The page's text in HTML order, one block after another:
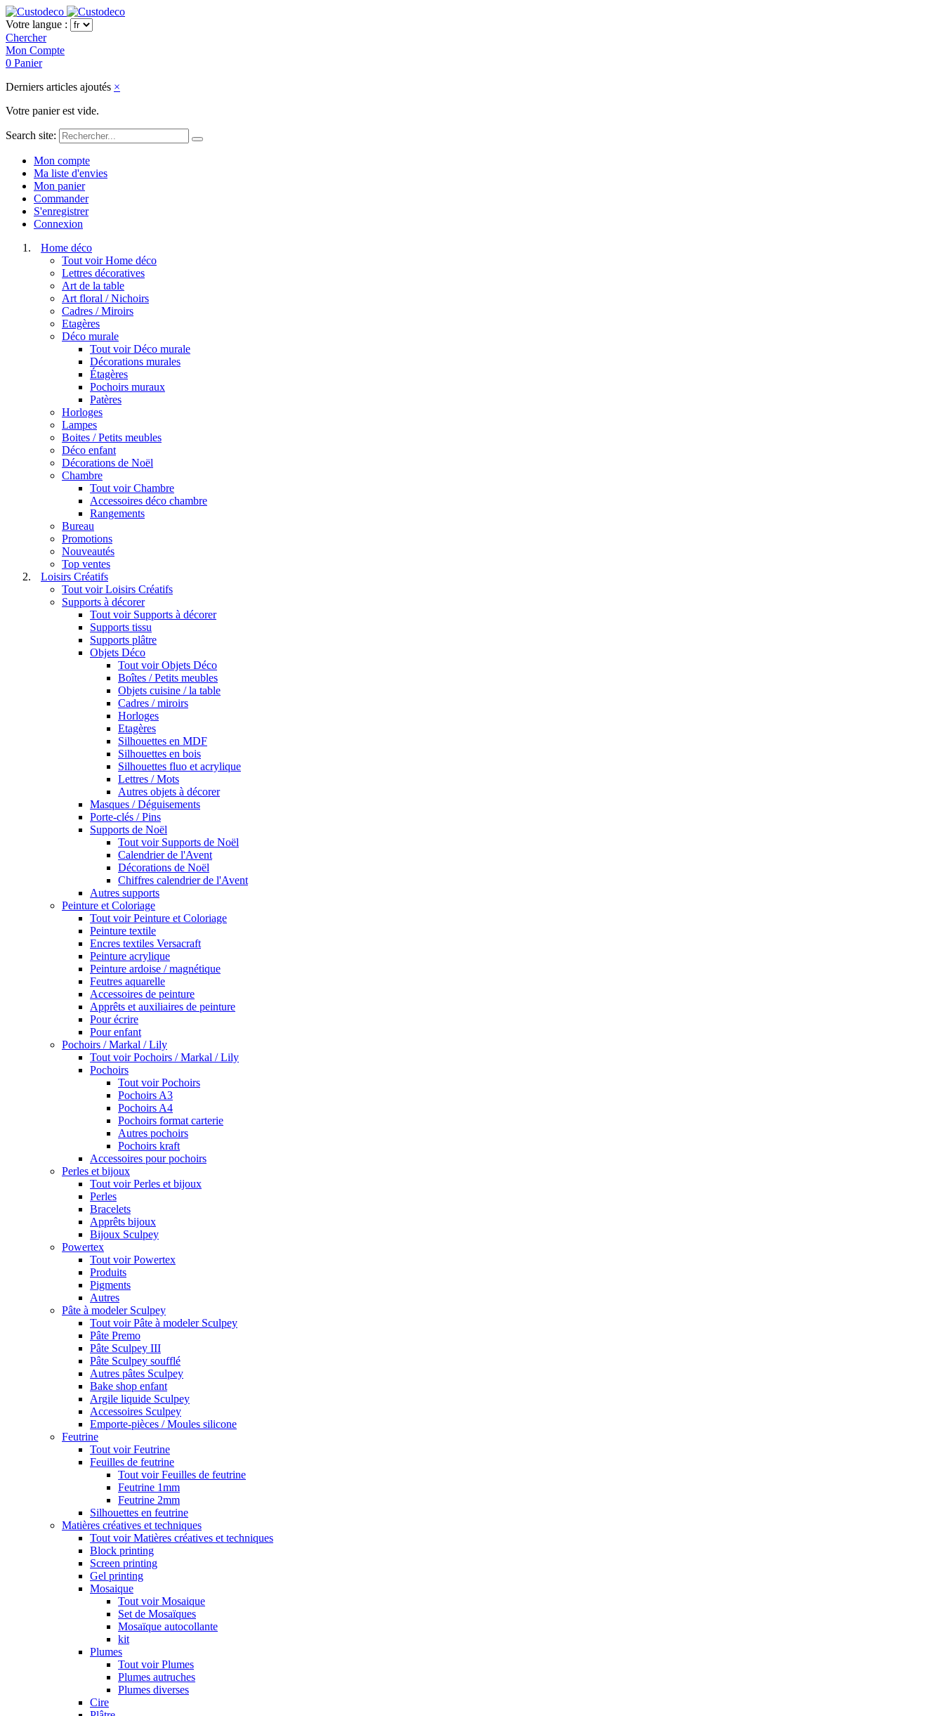
Votre langue :
Chercher
Mon Compte
0 Panier
Derniers articles ajoutés ×
Votre panier est vide.
Search site:
Mon compte
Ma liste d'envies
Mon panier
Commander
S'enregistrer
Connexion
Home déco
Tout voir Home déco
Lettres décoratives
Art de la table
Art floral / Nichoirs
Cadres / Miroirs
Etagères
Déco murale
Tout voir Déco murale
Décorations murales
Étagères
Pochoirs muraux
Patères
Horloges
Lampes
Boites / Petits meubles
Déco enfant
Décorations de Noël
Chambre
Tout voir Chambre
Accessoires déco chambre
Rangements
Bureau
Promotions
Nouveautés
Top ventes
Loisirs Créatifs
Tout voir Loisirs Créatifs
Supports à décorer
Tout voir Supports à décorer
Supports tissu
Supports plâtre
Objets Déco
Tout voir Objets Déco
Boîtes / Petits meubles
Objets cuisine / la table
Cadres / miroirs
Horloges
Etagères
Silhouettes en MDF
Silhouettes en bois
Silhouettes fluo et acrylique
Lettres / Mots
Autres objets à décorer
Masques / Déguisements
Porte-clés / Pins
Supports de Noël
Tout voir Supports de Noël
Calendrier de l'Avent
Décorations de Noël
Chiffres calendrier de l'Avent
Autres supports
Peinture et Coloriage
Tout voir Peinture et Coloriage
Peinture textile
Encres textiles Versacraft
Peinture acrylique
Peinture ardoise / magnétique
Feutres aquarelle
Accessoires de peinture
Apprêts et auxiliaires de peinture
Pour écrire
Pour enfant
Pochoirs / Markal / Lily
Tout voir Pochoirs / Markal / Lily
Pochoirs
Tout voir Pochoirs
Pochoirs A3
Pochoirs A4
Pochoirs format carterie
Autres pochoirs
Pochoirs kraft
Accessoires pour pochoirs
Perles et bijoux
Tout voir Perles et bijoux
Perles
Bracelets
Apprêts bijoux
Bijoux Sculpey
Powertex
Tout voir Powertex
Produits
Pigments
Autres
Pâte à modeler Sculpey
Tout voir Pâte à modeler Sculpey
Pâte Premo
Pâte Sculpey III
Pâte Sculpey soufflé
Autres pâtes Sculpey
Bake shop enfant
Argile liquide Sculpey
Accessoires Sculpey
Emporte-pièces / Moules silicone
Feutrine
Tout voir Feutrine
Feuilles de feutrine
Tout voir Feuilles de feutrine
Feutrine 1mm
Feutrine 2mm
Silhouettes en feutrine
Matières créatives et techniques
Tout voir Matières créatives et techniques
Block printing
Screen printing
Gel printing
Mosaique
Tout voir Mosaique
Set de Mosaïques
Mosaïque autocollante
kit
Plumes
Tout voir Plumes
Plumes autruches
Plumes diverses
Cire